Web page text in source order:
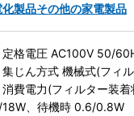
化製品その他の家電製品
定格電圧 AC100V 50/
集じん方式 機械式(フィ
消費電力(フィルター装
、待機時 0.6/0.8W